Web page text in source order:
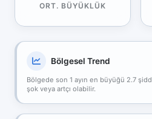
ORT. BÜYÜKLÜK
Bölgesel Trend
Bölgede son 1 ayın en büyüğü 2.7
şok veya artçı olabilir.